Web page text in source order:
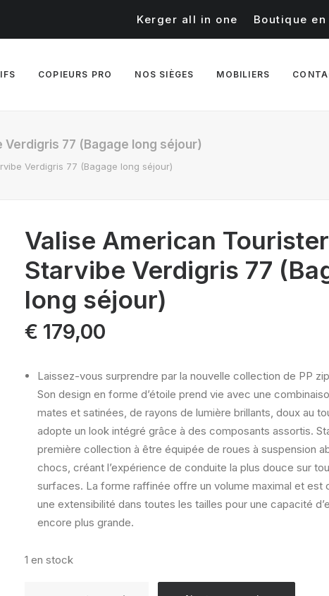
Kerger all in one Boutique
COPIEURS PRO NOS SIÈGES MOBILIERS
77 (Bagage long séjour)
Verdigris 77 (Bagage long séjour)
Valise American Tourister
Starvibe Verdigris 77
long séjour)
€ 179,00
Laissez-vous surprendre par la nouvelle collection de PP
Son design en forme d’étoile prend vie avec une
mates et satinées, de rayons de lumière brillants, doux au
adopte un look intégré grâce à des composants assortis.
première collection à être équipée de roues à suspension
chocs, créant l’expérience de conduite la plus douce sur
surfaces. La forme raffinée offre un volume maximal et est
une extensibilité dans toutes les tailles pour une capacité
encore plus grande.
1 en stock